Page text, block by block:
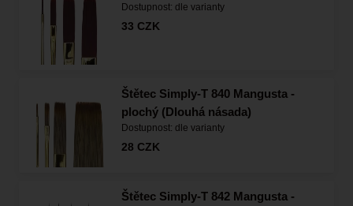
Dostupnost: dle varianty
33 CZK
Štětec Simply-T 840 Mangusta -
plochý (Dlouhá násada)
Dostupnost: dle varianty
28 CZK
Štětec Simply-T 842 Mangusta -